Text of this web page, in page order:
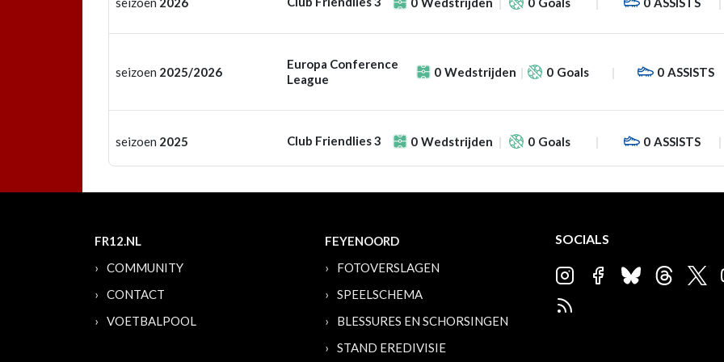
seizoen 2025/2026
Europa Conference
League
0 Wedstrijden 0 Goals 0 ASSISTS
seizoen 2025 Club Friendlies 3 0 Wedstrijden 0 Goals 0 ASSISTS
FR12.NL
COMMUNITY
CONTACT
VOETBALPOOL
FEYENOORD
FOTOVERSLAGEN
SPEELSCHEMA
BLESSURES EN SCHORSINGEN
STAND EREDIVISIE
SOCIALS